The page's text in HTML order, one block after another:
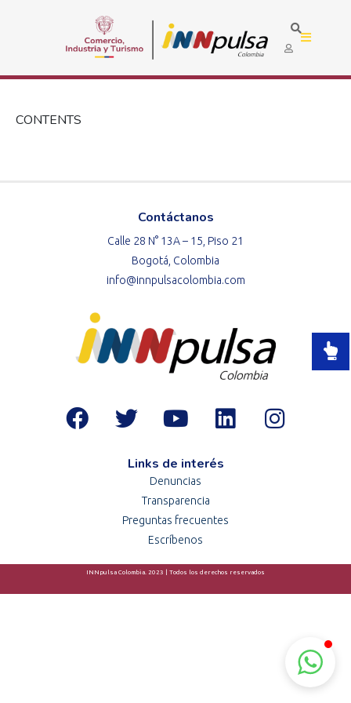
CONTENTS
Contáctanos
Calle 28 N° 13A – 15, Piso 21
Bogotá, Colombia
info@innpulsacolombia.com
Links de interés
Denuncias
Transparencia
Preguntas frecuentes
Escríbenos
INNpulsa Colombia. 2023 | Todos los derechos reservados